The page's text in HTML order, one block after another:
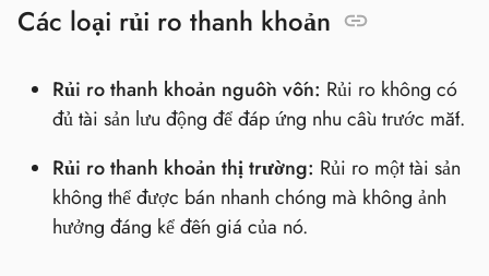
Các loại rủi ro thanh khoản
Rủi ro thanh khoản nguồn vốn: Rủi ro không có
đủ tài sản lưu động để đáp ứng nhu cầu trước mắt.
Rủi ro thanh khoản thị trường: Rủi ro một tài sản
không thể được bán nhanh chóng mà không ảnh
hưởng đáng kể đến giá của nó.